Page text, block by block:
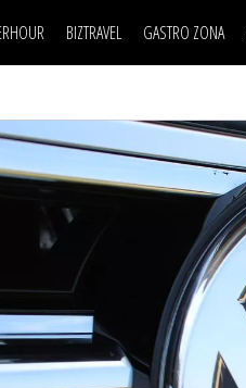
SVET
BIZTRAVEL GASTRO ZONA
I SCENA
SVET
WELLBEING